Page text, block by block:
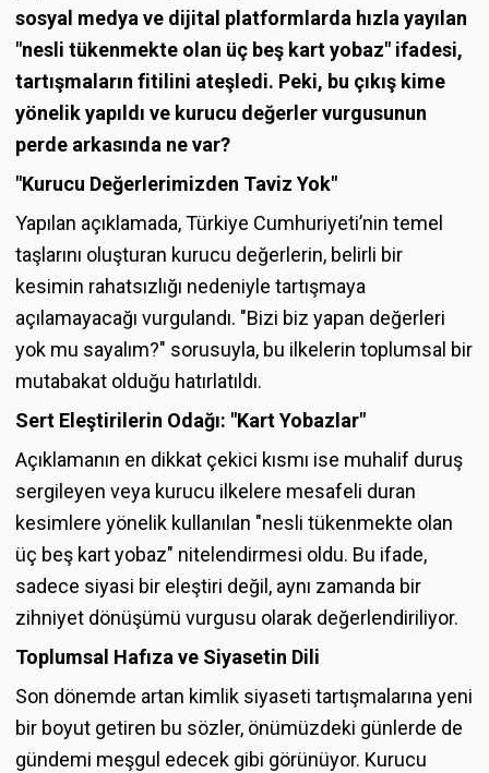
sosyal medya ve dijital platformlarda hızla yayılan
"nesli tükenmekte olan üç beş kart yobaz" ifadesi,
tartışmaların fitilini ateşledi. Peki, bu çıkış kime
yönelik yapıldı ve kurucu değerler vurgusunun
perde arkasında ne var?
"Kurucu Değerlerimizden Taviz Yok"
Yapılan açıklamada, Türkiye Cumhuriyeti’nin temel
taşlarını oluşturan kurucu değerlerin, belirli bir
kesimin rahatsızlığı nedeniyle tartışmaya
açılamayacağı vurgulandı. "Bizi biz yapan değerleri
yok mu sayalım?" sorusuyla, bu ilkelerin toplumsal bir
mutabakat olduğu hatırlatıldı.
Sert Eleştirilerin Odağı: "Kart Yobazlar"
Açıklamanın en dikkat çekici kısmı ise muhalif duruş
sergileyen veya kurucu ilkelere mesafeli duran
kesimlere yönelik kullanılan "nesli tükenmekte olan
üç beş kart yobaz" nitelendirmesi oldu. Bu ifade,
sadece siyasi bir eleştiri değil, aynı zamanda bir
zihniyet dönüşümü vurgusu olarak değerlendiriliyor.
Toplumsal Hafıza ve Siyasetin Dili
Son dönemde artan kimlik siyaseti tartışmalarına yeni
bir boyut getiren bu sözler, önümüzdeki günlerde de
gündemi meşgul edecek gibi görünüyor. Kurucu